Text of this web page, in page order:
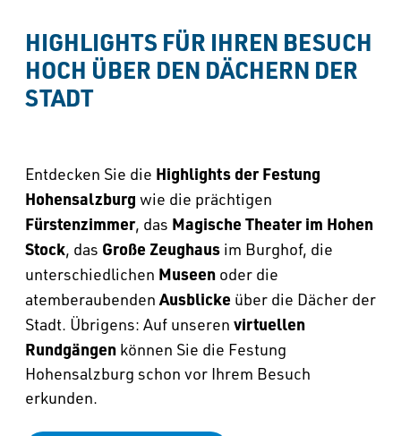
HIGHLIGHTS FÜR IHREN BESUCH
HOCH ÜBER DEN DÄCHERN DER
STADT
Entdecken Sie die Highlights der Festung
Hohensalzburg wie die prächtigen
Fürstenzimmer, das Magische Theater im Hohen
Stock, das Große Zeughaus im Burghof, die
unterschiedlichen Museen oder die
atemberaubenden Ausblicke über die Dächer der
Stadt. Übrigens: Auf unseren virtuellen
Rundgängen können Sie die Festung
Hohensalzburg schon vor Ihrem Besuch
erkunden.